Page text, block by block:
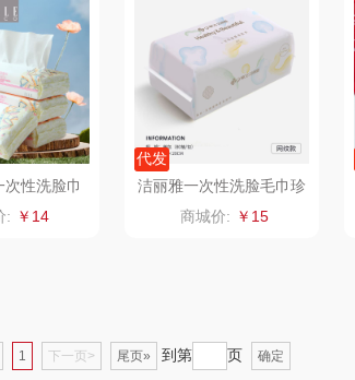
克斯 绿鼻子 乐扣乐扣（箱包杯
壶）
视明 康恩贝 WENGER/威戈
UURMI 富安娜（包销款） 冈州故事
玺魁 半亩川 双立人
部落 厨邦 粒上皇
性洗脸巾
: ￥14
代发
洁丽雅一次性洗脸毛巾珍
珠纹款MRJ034
商城价: ￥15
1 下一页> 尾页» 到第 页 确定